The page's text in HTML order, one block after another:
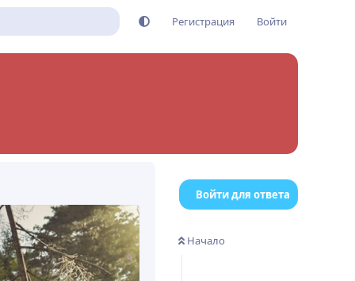
Регистрация Войти
Войти для ответа
Начало